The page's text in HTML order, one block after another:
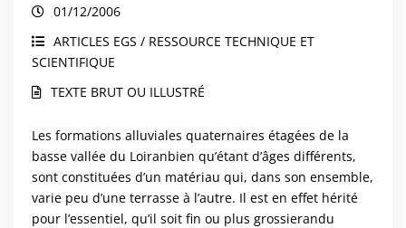
01/12/2006
ARTICLES EGS / RESSOURCE TECHNIQUE ET
SCIENTIFIQUE
TEXTE BRUT OU ILLUSTRÉ
Les formations alluviales quaternaires étagées de la
basse vallée du Loiranbien qu’étant d’âges différents,
sont constituées d’un matériau qui, dans son ensemble,
varie peu d’une terrasse à l’autre. Il est en effet hérité
pour l’essentiel, qu’il soit fin ou plus grossierandu